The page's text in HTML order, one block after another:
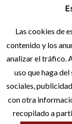
Quiénes Somos
Blog
Contacto
Las cookies de
contenido y los
analizar el tráfico.
uso que haga
sociales,
con otra
recopilado a